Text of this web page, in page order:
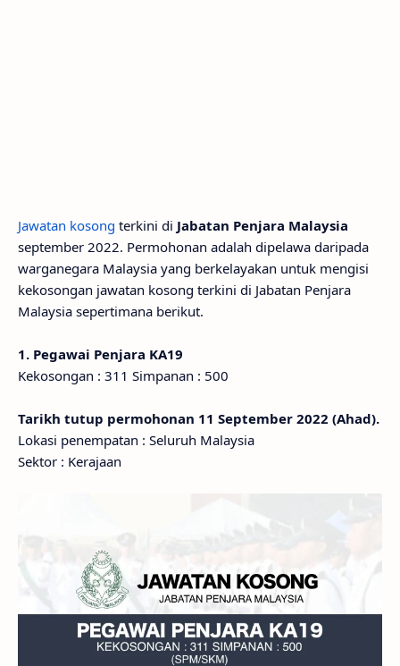
Jawatan kosong terkini di Jabatan Penjara Malaysia
september 2022. Permohonan adalah dipelawa daripada
warganegara Malaysia yang berkelayakan untuk mengisi
kekosongan jawatan kosong terkini di Jabatan Penjara
Malaysia sepertimana berikut.
1. Pegawai Penjara KA19
Kekosongan : 311 Simpanan : 500
Tarikh tutup permohonan 11 September 2022 (Ahad).
Lokasi penempatan : Seluruh Malaysia
Sektor : Kerajaan